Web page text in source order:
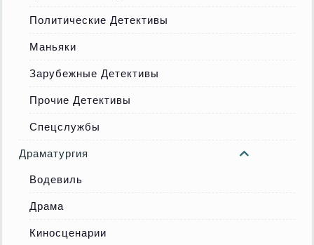
Политические Детективы
Маньяки
Зарубежные Детективы
Прочие Детективы
Спецслужбы
Драматургия
Водевиль
Драма
Киносценарии